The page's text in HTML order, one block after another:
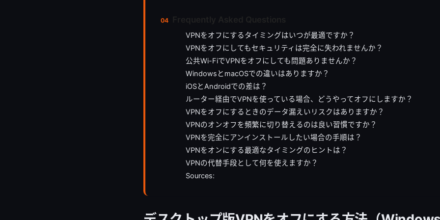
VPNをオフにするタイミングはいつが最適ですか？
VPNをオフにしてもセキュリティは完全に失われませんか？
公共Wi-FiでVPNをオフにしても問題ありませんか？
WindowsとmacOSでの違いはありますか？
iOSとAndroidでの差は？
ルーター経由でVPNを使っている場合、どうやってオフにしますか？
VPNをオフにするときのデータ漏えいリスクはありますか？
VPNのオンオフを頻繁に切り替えるのは良い習慣ですか？
VPNを完全にアンインストールしたい場合の手順は？
VPNをオンにする最適なタイミングのヒントは？
VPNの代替手段として何を使えますか？
Sources: